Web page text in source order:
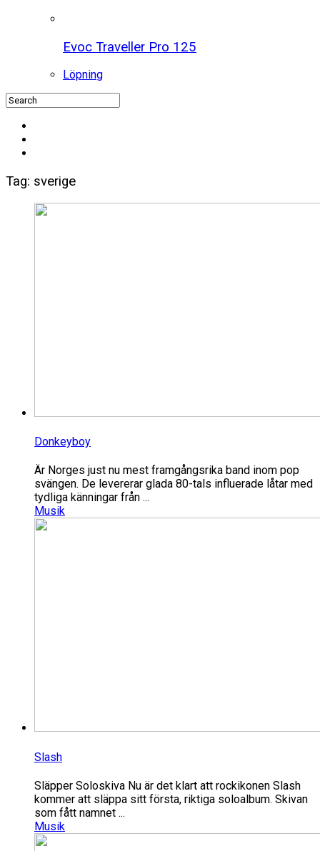
Evoc Traveller Pro 125
Löpning
Tag: sverige
Donkeyboy
Är Norges just nu mest framgångsrika band inom pop
svängen. De levererar glada 80-tals influerade låtar med
tydliga känningar från ...
Musik
Slash
Släpper Soloskiva Nu är det klart att rockikonen Slash
kommer att släppa sitt första, riktiga soloalbum. Skivan
som fått namnet ...
Musik